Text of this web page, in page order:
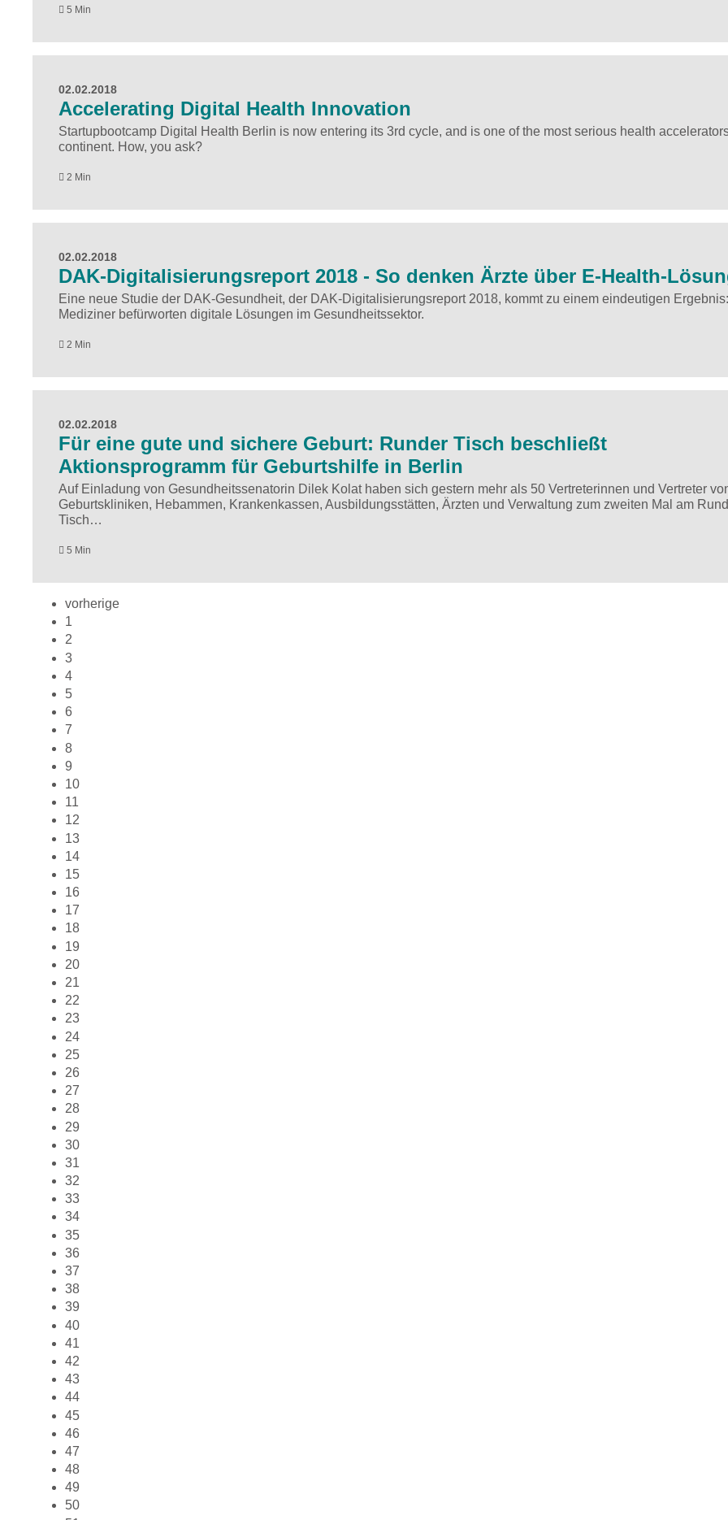
5 Min
02.02.2018
Accelerating Digital Health Innovation
Startupbootcamp Digital Health Berlin is now entering its 3rd cycle, and is one of the most serious health
continent. How, you ask?
2 Min
02.02.2018
DAK-Digitalisierungsreport 2018 - So denken Ärzte über E-Health-
Eine neue Studie der DAK-Gesundheit, der DAK-Digitalisierungsreport 2018, kommt zu einem eindeutigen Ergebnis:
Mediziner befürworten digitale Lösungen im Gesundheitssektor.
2 Min
02.02.2018
Für eine gute und sichere Geburt: Runder Tisch beschließt
Aktionsprogramm für Geburtshilfe in Berlin
Auf Einladung von Gesundheitssenatorin Dilek Kolat haben sich gestern mehr als 50 Vertreterinnen und Vertreter
Geburtskliniken, Hebammen, Krankenkassen, Ausbildungsstätten, Ärzten und Verwaltung zum zweiten Mal am
Tisch…
5 Min
vorherige
1
2
3
4
5
6
7
8
9
10
11
12
13
14
15
16
17
18
19
20
21
22
23
24
25
26
27
28
29
30
31
32
33
34
35
36
37
38
39
40
41
42
43
44
45
46
47
48
49
50